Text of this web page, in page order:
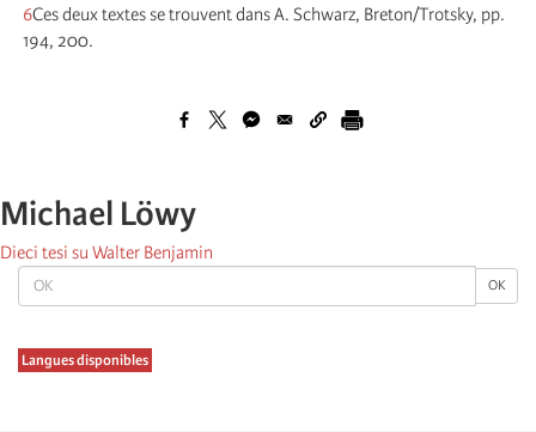
OK OK
Langues disponibles
6Ces deux textes se trouvent dans A. Schwarz, Breton/Trotsky, pp.
194, 200.
Michael Löwy
Dieci tesi su Walter Benjamin